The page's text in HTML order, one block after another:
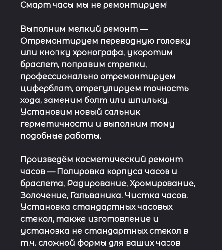
Смарт часы мы не ремонтируем!
Выполним мелкий ремонт —
Отремонтируем переводную головку
или кнопку хронографа, укоротим
браслет, поправим стрелки,
профессионально отремонтируем
циферблат, отрегулируем точность
хода, заменим болт или шпильку.
Установим новый сальник
герметичности и выполним тому
подобные работы.
Произведём косметический ремонт
часов — Полировка корпуса часов и
браслета, Радирование, Хромирование,
Золочение, Гальваника. Чистка часов.
Установка стандартных часовых
стекол, также изготовление и
установка не стандартных стекол в
т.ч. сложной формы для ваших часов